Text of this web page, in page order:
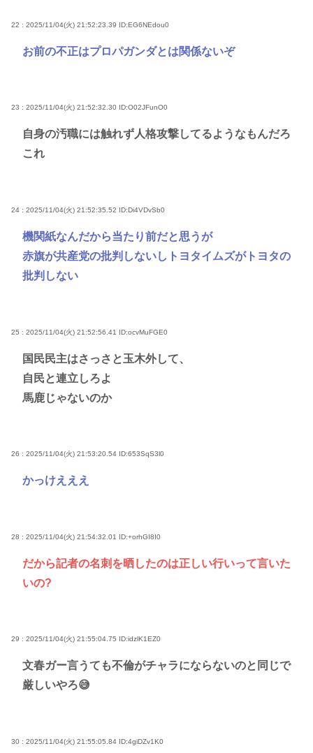
22 : 2025/11/04(火) 21:52:23.39 ID:EG6NEdou0
お前の不正はプロパガンダとは関係ないぞ
23 : 2025/11/04(火) 21:52:32.30 ID:O02JFunO0
自身の汚職には触れず人格攻撃してるようなもんだろ
これ
24 : 2025/11/04(火) 21:52:35.52 ID:Di4VDvSb0
機関紙なんだから当たり前だと思うが
赤旗が共産党の批判しないしトヨタイムズがトヨタの
批判しない
25 : 2025/11/04(火) 21:52:56.41 ID:ocvMuFGE0
国民民主はさっさと玉木外して、
自民と連立しろよ
馬鹿じゃないのか
26 : 2025/11/04(火) 21:53:20.54 ID:653SqS3l0
かっけえええ
28 : 2025/11/04(火) 21:54:32.01 ID:+orhGI8I0
だから記者の名刺を晒したのは正しい行いって言いた
いの?
29 : 2025/11/04(火) 21:55:04.75 ID:idzlK1EZ0
文春ガー言うても不倫がチャラにならないのと同じで
厳しいやろ😅
30 : 2025/11/04(火) 21:55:05.84 ID:4giDZv1K0